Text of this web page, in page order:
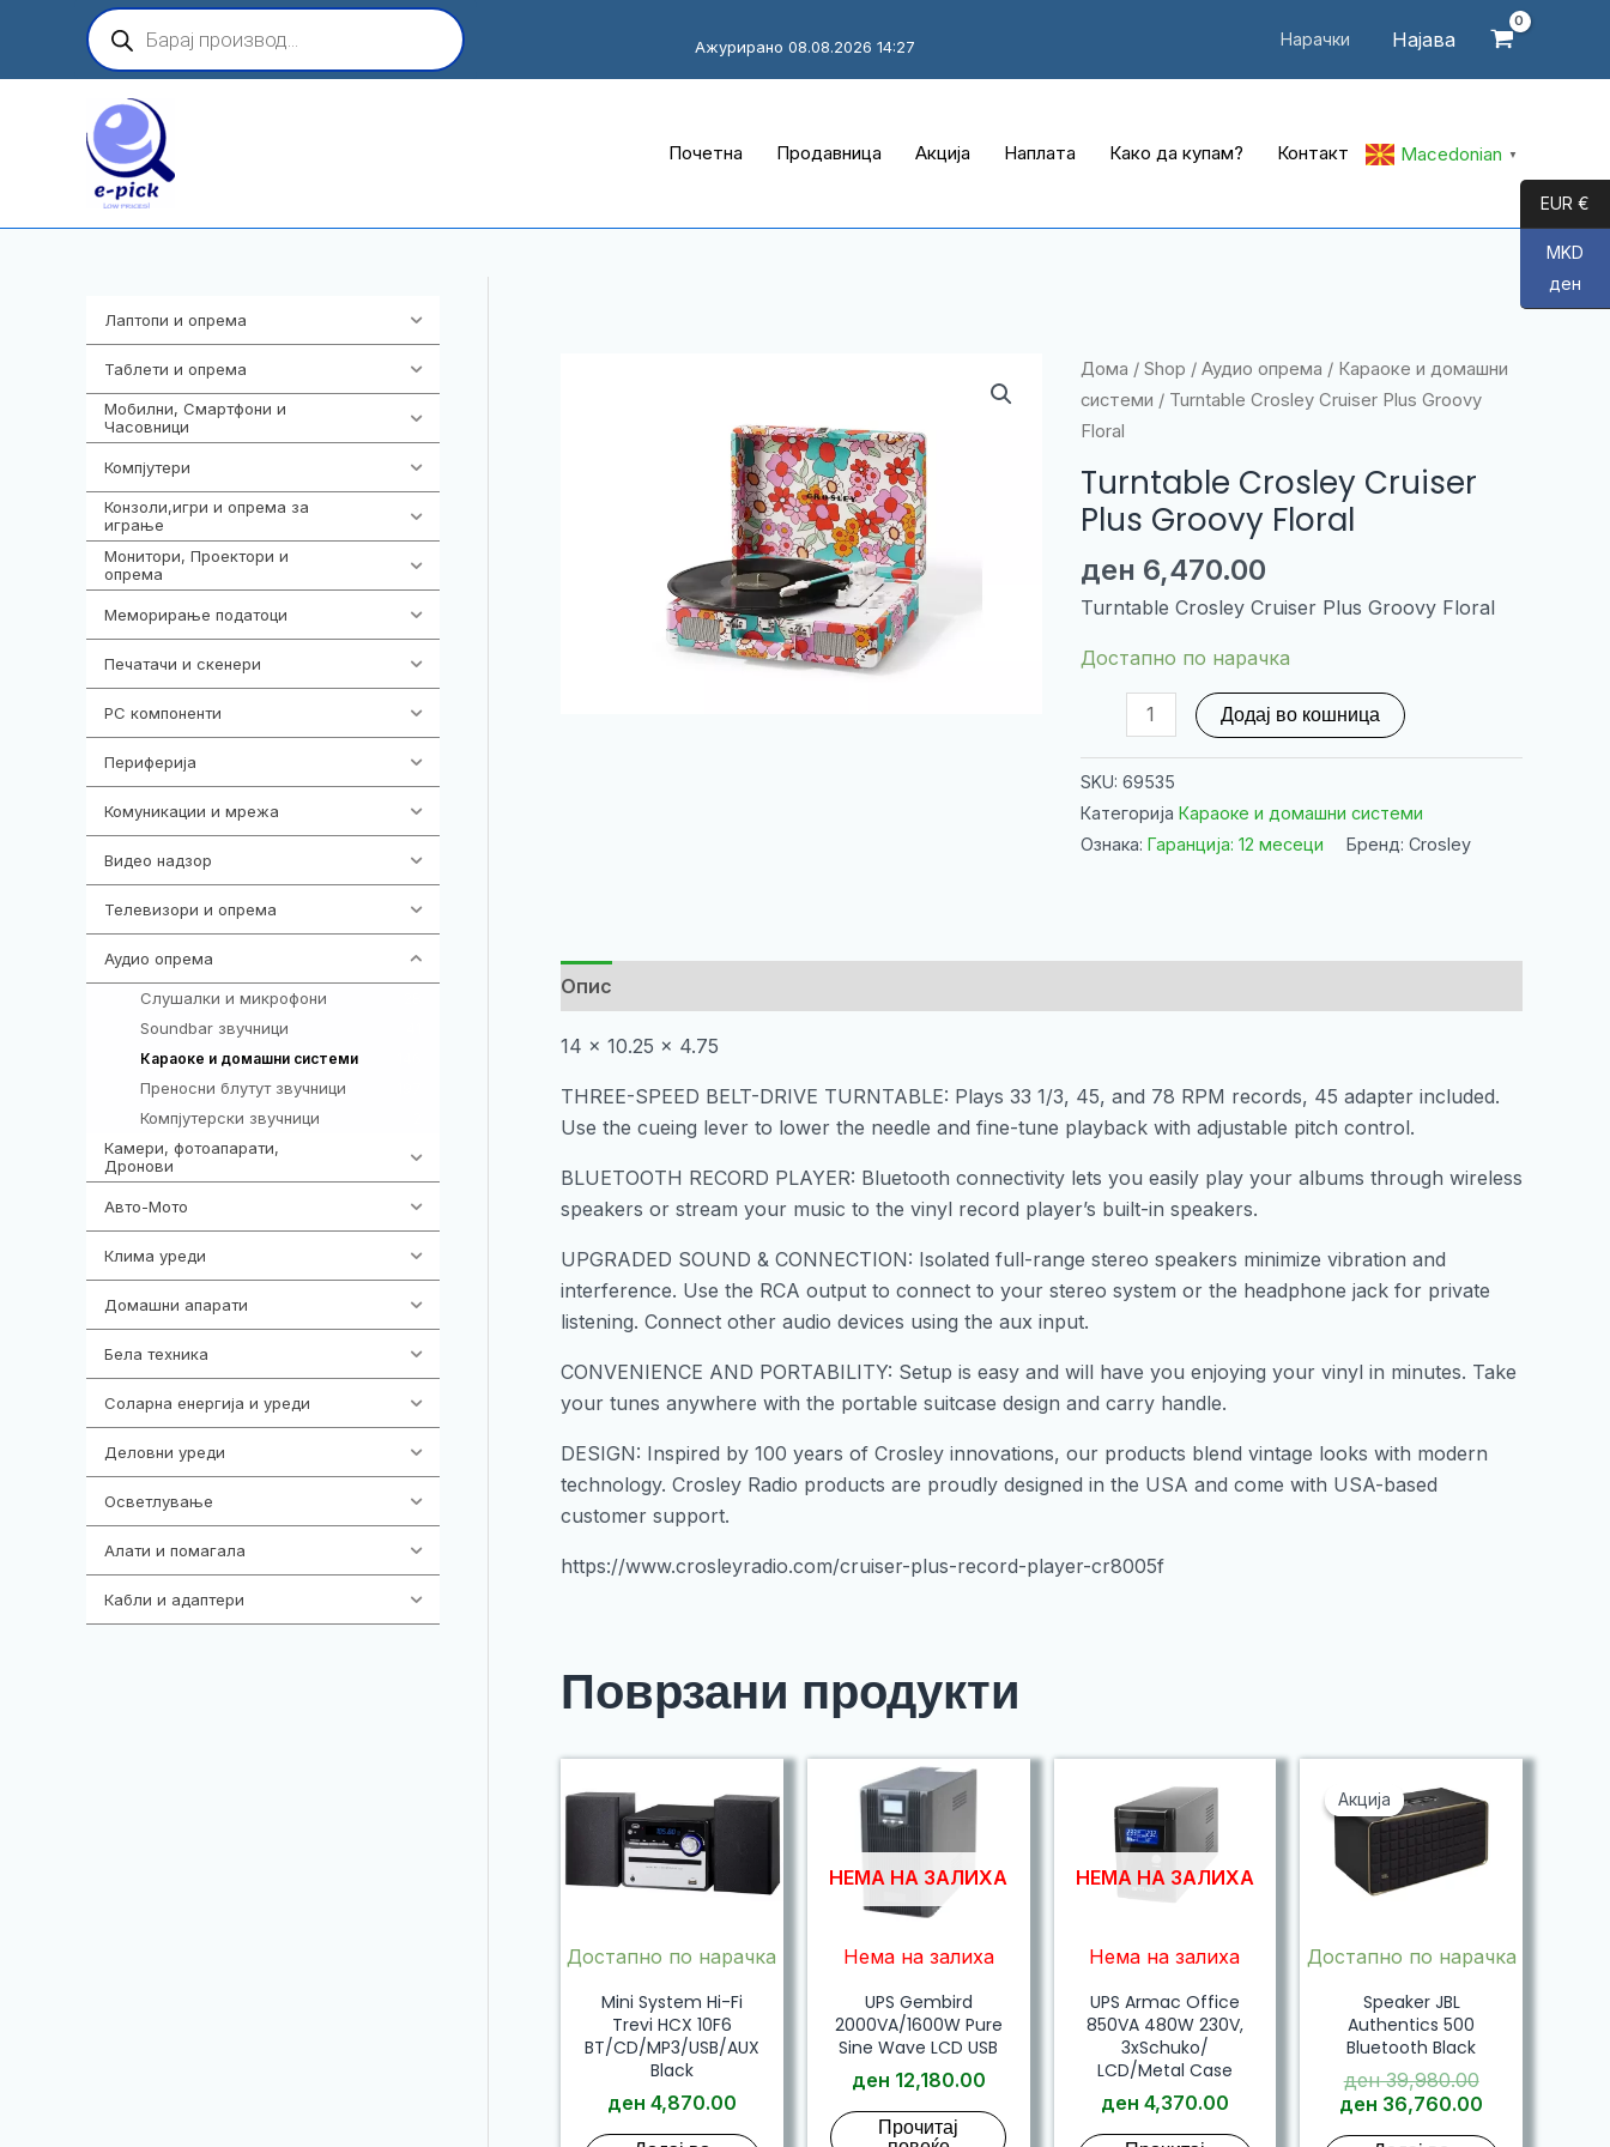
content
Products
search
Нарачки Најава
Ажурирано 08.08.2026 14:27
Почетна Продавница Акција Наплата Како да купам? Контакт Macedonian ▼
Лаптопи и опрема
Таблети и опрема
Мобилни, Смартфони и
Часовници
Компјутери
Конзоли,игри и опрема за
играње
Монитори, Проектори и
опрема
Меморирање податоци
Печатачи и скенери
PC компоненти
Периферија
Комуникации и мрежа
Видео надзор
Телевизори и опрема
Аудио опрема
Слушалки и микрофони
Soundbar звучници
Караоке и домашни системи
Преносни блутут звучници
Компјутерски звучници
Камери, фотоапарати,
Дронови
Авто-Мото
Клима уреди
Домашни апарати
Бела техника
Соларна енергија и уреди
Деловни уреди
Осветлување
Алати и помагала
Кабли и адаптери
Дома / Shop / Аудио опрема / Караоке и домашни
системи / Turntable Crosley Cruiser Plus Groovy
Floral
Turntable Crosley Cruiser
Plus Groovy Floral
ден 6,470.00
Turntable Crosley Cruiser Plus Groovy Floral
Достапно по нарачка
Turntable
Crosley
Groovy
Додај во кошница
SKU: 69535
Категорија Караоке и домашни системи
Ознака: Гаранција: 12 месеци Бренд: Crosley
Опис
14 x 10.25 x 4.75
THREE-SPEED BELT-DRIVE TURNTABLE: Plays 33 1/3, 45, and 78 RPM records, 45 adapter included.
Use the cueing lever to lower the needle and fine-tune playback with adjustable pitch control.
BLUETOOTH RECORD PLAYER: Bluetooth connectivity lets you easily play your albums through wireless
speakers or stream your music to the vinyl record player’s built-in speakers.
UPGRADED SOUND & CONNECTION: Isolated full-range stereo speakers minimize vibration and
interference. Use the RCA output to connect to your stereo system or the headphone jack for private
listening. Connect other audio devices using the aux input.
CONVENIENCE AND PORTABILITY: Setup is easy and will have you enjoying your vinyl in minutes. Take
your tunes anywhere with the portable suitcase design and carry handle.
DESIGN: Inspired by 100 years of Crosley innovations, our products blend vintage looks with modern
technology. Crosley Radio products are proudly designed in the USA and come with USA-based
customer support.
https://www.crosleyradio.com/cruiser-plus-record-player-cr8005f
Поврзани продукти
Достапно по нарачка
Mini System Hi-Fi
Trevi HCX 10F6
BT/CD/MP3/USB/AUX
Black
ден 4,870.00
НЕМА НА ЗАЛИХА
Нема на залиха
UPS Gembird
2000VA/1600W Pure
Sine Wave LCD USB
ден 12,180.00
Прочитај
НЕМА НА ЗАЛИХА
Нема на залиха
UPS Armac Office
850VA 480W 230V,
3xSchuko/
LCD/Metal Case
ден 4,370.00
Акција
Акција
Достапно по нарачка
Speaker JBL
Authentics 500
Bluetooth Black
ден39,980.00Original
price
ден 36,760.00
EUR €
MKD
ден